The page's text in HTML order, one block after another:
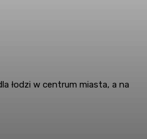
łodzi w centrum miasta, a na